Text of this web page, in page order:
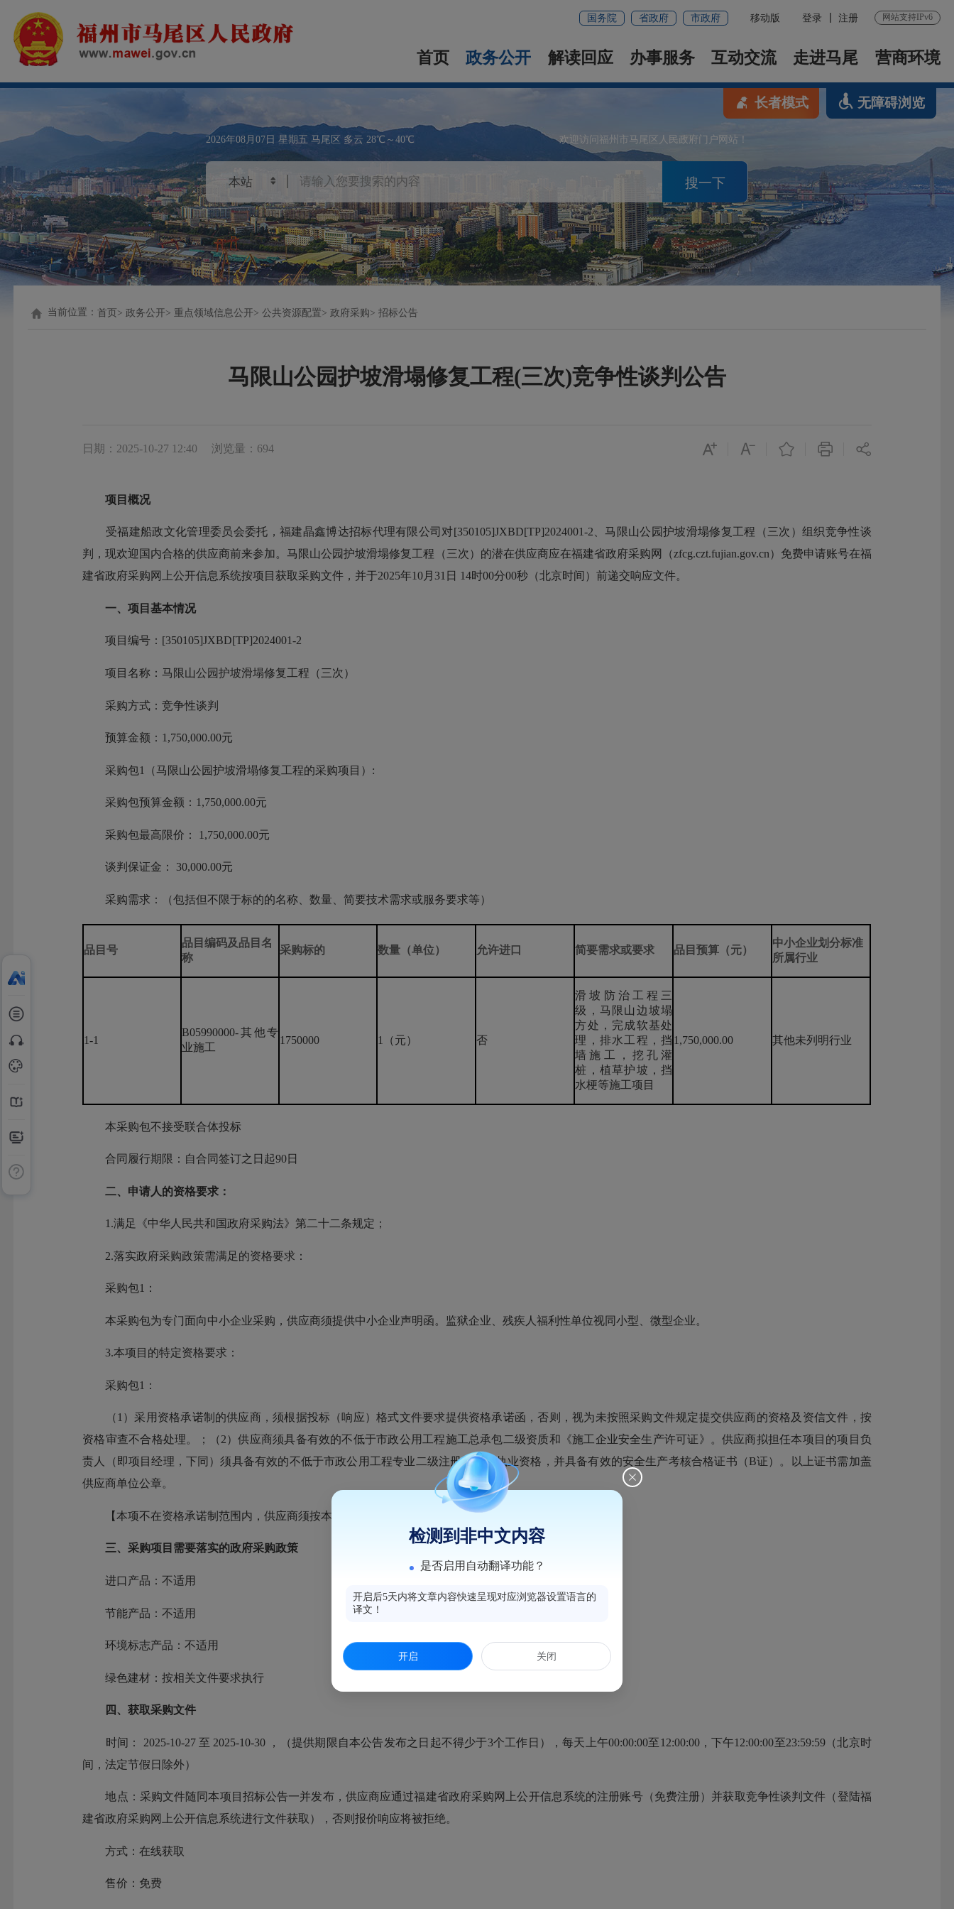
国务院 省政府 市政府 移动版 登录 注册 网站支持IPv6
首页 政务公开 解读回应 办事服务 互动交流 走进马尾 营商环境
2026年08月07日 星期五 马尾区 多云 28℃～40℃ 欢迎访问福州市马尾区人民政府门户网站！
搜一下
长者模式 无障碍浏览
当前位置：首页 政务公开 重点领域信息公开 公共资源配置 政府采购 招标公告
马限山公园护坡滑塌修复工程(三次)竞争性谈判公告
日期：2025-10-27 12:40 浏览量：694
项目概况
受福建船政文化管理委员会委托，福建晶鑫博达招标代理有限公司对[350105]JXBD[TP]2024001-2、马限山公园护坡滑塌修复工程（三次）组织竞争性谈
判，现欢迎国内合格的供应商前来参加。马限山公园护坡滑塌修复工程（三次）的潜在供应商应在福建省政府采购网（zfcg.czt.fujian.gov.cn）免费申请账号在福
建省政府采购网上公开信息系统按项目获取采购文件，并于2025年10月31日 14时00分00秒（北京时间）前递交响应文件。
一、项目基本情况
项目编号：[350105]JXBD[TP]2024001-2
项目名称：马限山公园护坡滑塌修复工程（三次）
采购方式：竞争性谈判
预算金额：1,750,000.00元
采购包1（马限山公园护坡滑塌修复工程的采购项目）:
采购包预算金额：1,750,000.00元
采购包最高限价： 1,750,000.00元
谈判保证金： 30,000.00元
采购需求：（包括但不限于标的的名称、数量、简要技术需求或服务要求等）
品目号
品目编码及品目名
称
采购标的 数量（单位） 允许进口 简要需求或要求 品目预算（元）
中小企业划分标准
所属行业
1-1
B05990000-其他专
业施工
1750000 1（元） 否
滑坡防治工程三
级，马限山边坡塌
方处，完成软基处
理，排水工程，挡
墙施工，挖孔灌
桩，植草护坡，挡
水梗等施工项目
1,750,000.00 其他未列明行业
本采购包不接受联合体投标
合同履行期限：自合同签订之日起90日
二、申请人的资格要求：
1.满足《中华人民共和国政府采购法》第二十二条规定；
2.落实政府采购政策需满足的资格要求：
采购包1：
本采购包为专门面向中小企业采购，供应商须提供中小企业声明函。监狱企业、残疾人福利性单位视同小型、微型企业。
3.本项目的特定资格要求：
采购包1：
（1）采用资格承诺制的供应商，须根据投标（响应）格式文件要求提供资格承诺函，否则，视为未按照采购文件规定提交供应商的资格及资信文件，按
资格审查不合格处理。；（2）供应商须具备有效的不低于市政公用工程施工总承包二级资质和《施工企业安全生产许可证》。供应商拟担任本项目的项目负
责人（即项目经理，下同）须具备有效的不低于市政公用工程专业二级注册建造师执业资格，并具备有效的安全生产考核合格证书（B证）。以上证书需加盖
供应商单位公章。
【本项不在资格承诺制范围内，供应商须按本项要求提供证明材料，否则按资格审查不合格处理。】。
三、采购项目需要落实的政府采购政策
进口产品：不适用
节能产品：不适用
环境标志产品：不适用
绿色建材：按相关文件要求执行
四、获取采购文件
时间： 2025-10-27 至 2025-10-30 ，（提供期限自本公告发布之日起不得少于3个工作日），每天上午00:00:00至12:00:00，下午12:00:00至23:59:59（北京时
间，法定节假日除外）
地点：采购文件随同本项目招标公告一并发布，供应商应通过福建省政府采购网上公开信息系统的注册账号（免费注册）并获取竞争性谈判文件（登陆福
建省政府采购网上公开信息系统进行文件获取），否则报价响应将被拒绝。
方式：在线获取
售价：免费
检测到非中文内容
是否启用自动翻译功能？
开启后5天内将文章内容快速呈现对应浏览器设置语言的
译文！
开启 关闭